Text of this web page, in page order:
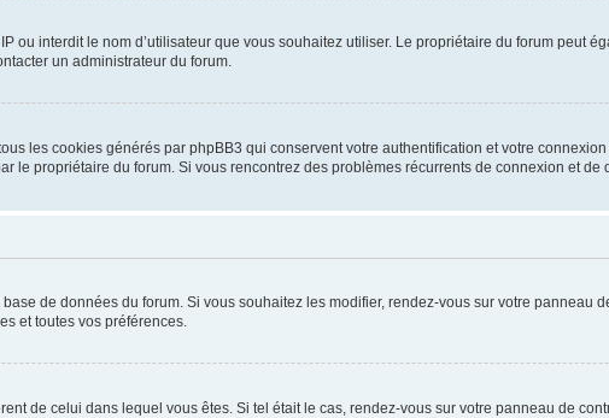
ou interdit le nom d’utilisateur que vous souhaitez utiliser. Le propriétaire du forum peut
un administrateur du forum.
les cookies générés par phpBB3 qui conservent votre authentification et votre
le propriétaire du forum. Si vous rencontrez des problèmes récurrents de connexion et
de données du forum. Si vous souhaitez les modifier, rendez-vous sur votre panneau
et toutes vos préférences.
de celui dans lequel vous êtes. Si tel était le cas, rendez-vous sur votre panneau de